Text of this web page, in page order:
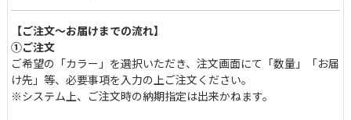
【ご注文〜お届けまでの流れ】
①ご注文
ご希望の「カラー」を選択いただき、注文画面にて「数量」「お届
け先」等、必要事項を入力の上ご注文ください。
※システム上、ご注文時の納期指定は出来かねます。